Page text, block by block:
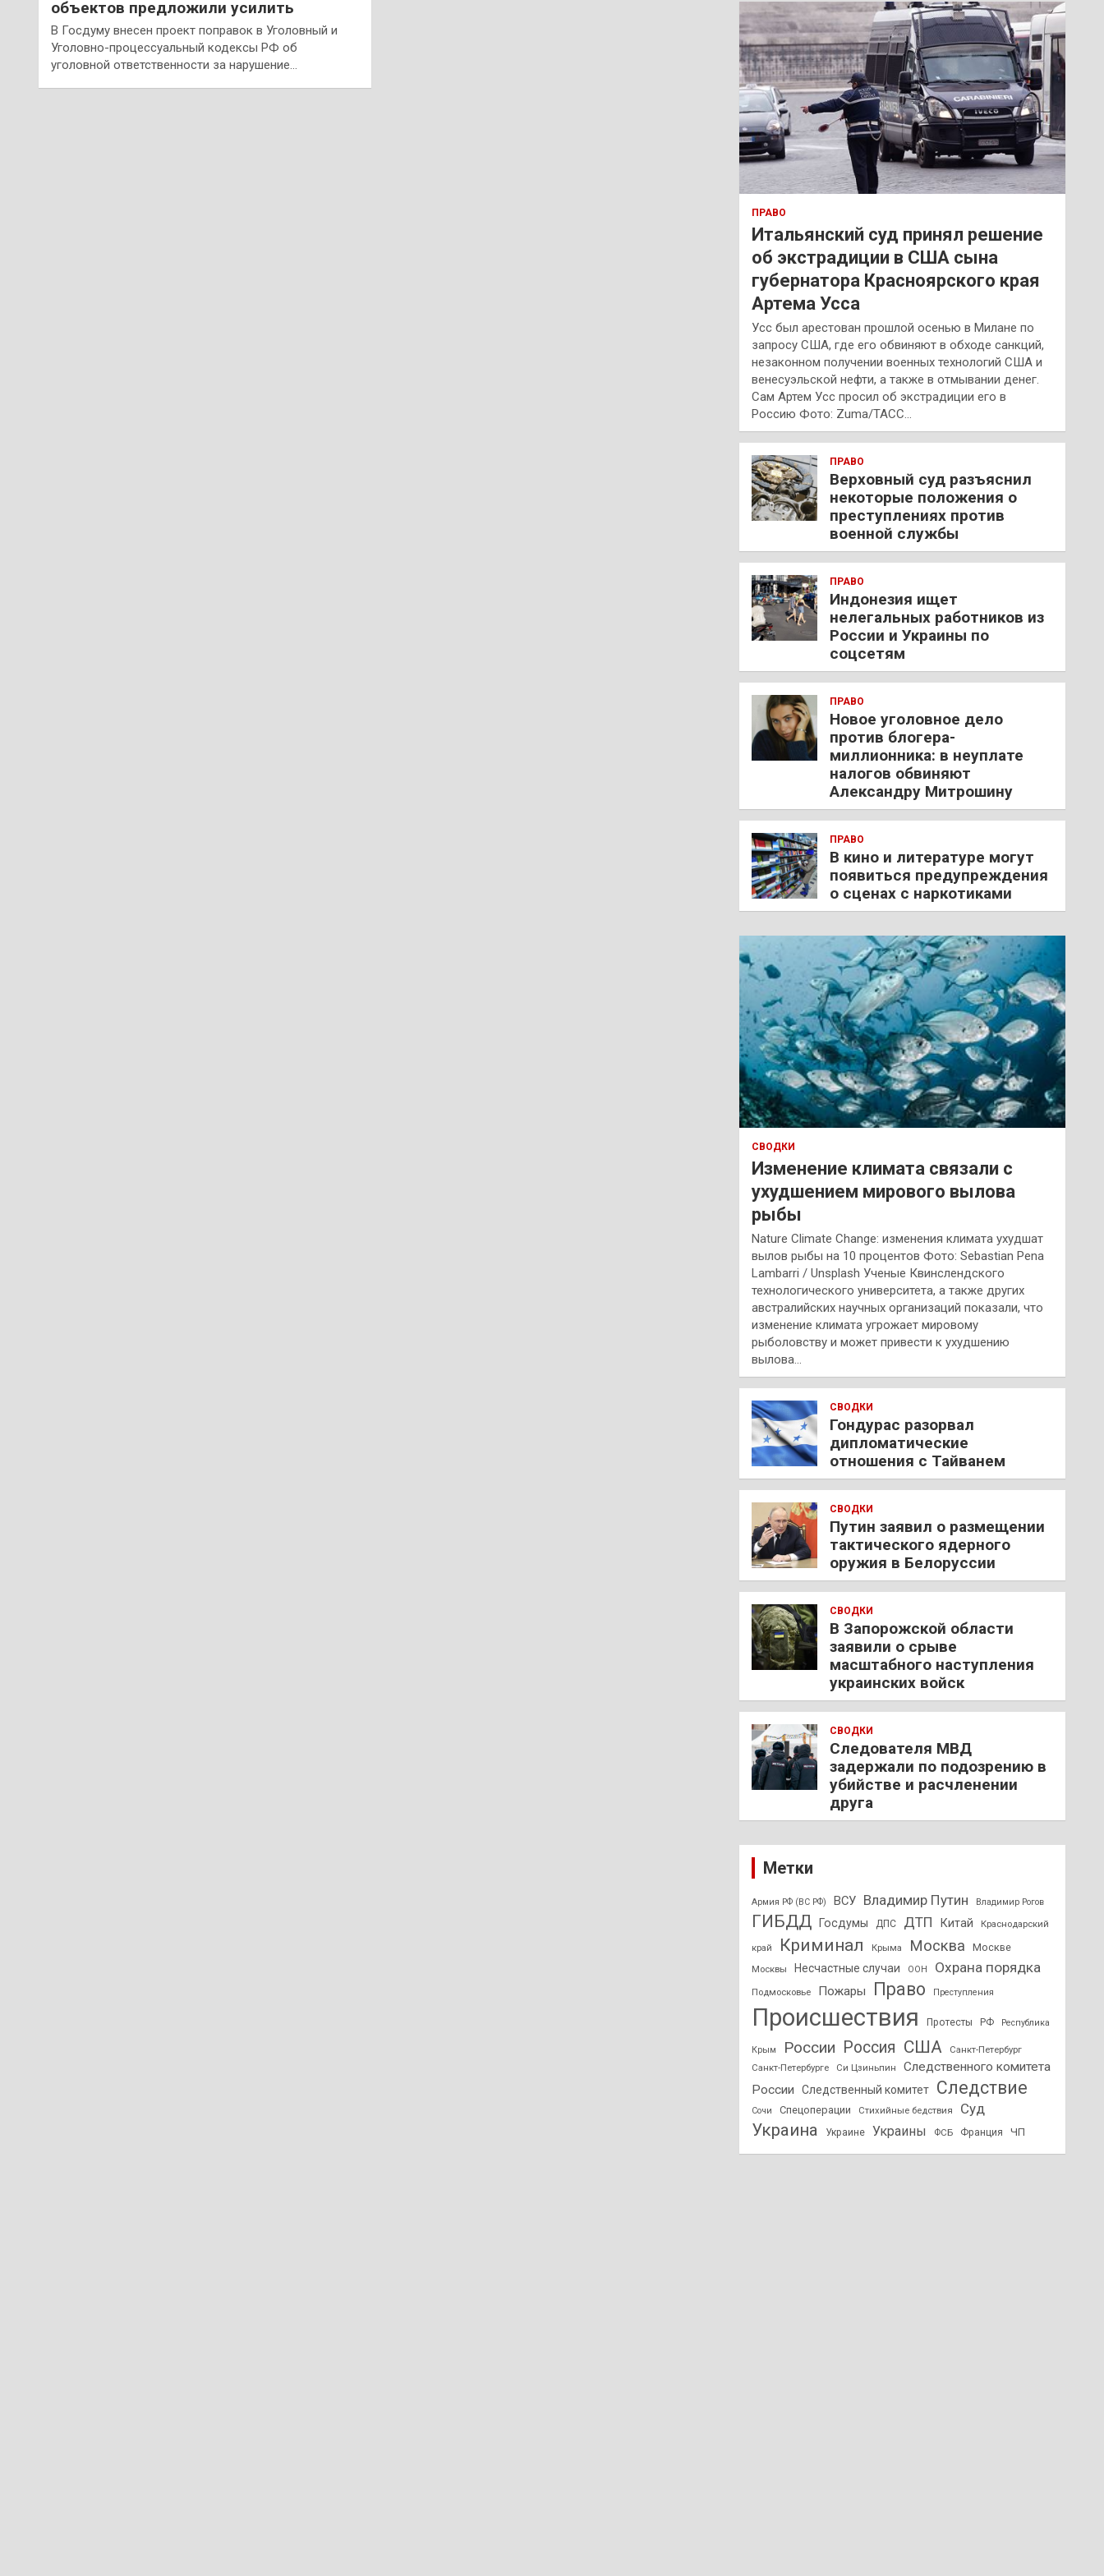
объектов предложили усилить
В Госдуму внесен проект поправок в Уголовный и
Уголовно-процессуальный кодексы РФ об
уголовной ответственности за нарушение…
к
ПРАВО
Итальянский суд принял решение
об экстрадиции в США сына
губернатора Красноярского края
Артема Усса
Усс был арестован прошлой осенью в Милане по
запросу США, где его обвиняют в обходе санкций,
незаконном получении военных технологий США и
венесуэльской нефти, а также в отмывании денег.
Сам Артем Усс просил об экстрадиции его в
Россию Фото: Zuma/ТАСС…
ПРАВО
Верховный суд разъяснил
некоторые положения о
преступлениях против
военной службы
ПРАВО
Индонезия ищет
нелегальных работников из
России и Украины по
соцсетям
ПРАВО
Новое уголовное дело
против блогера-
миллионника: в неуплате
налогов обвиняют
Александру Митрошину
ПРАВО
В кино и литературе могут
появиться предупреждения
о сценах с наркотиками
СВОДКИ
Изменение климата связали с
ухудшением мирового вылова
рыбы
Nature Climate Change: изменения климата ухудшат
вылов рыбы на 10 процентов Фото: Sebastian Pena
Lambarri / Unsplash Ученые Квинслендского
технологического университета, а также других
австралийских научных организаций показали, что
изменение климата угрожает мировому
рыболовству и может привести к ухудшению
вылова…
СВОДКИ
Гондурас разорвал
дипломатические
отношения с Тайванем
СВОДКИ
Путин заявил о размещении
тактического ядерного
оружия в Белоруссии
СВОДКИ
В Запорожской области
заявили о срыве
масштабного наступления
украинских войск
СВОДКИ
Следователя МВД
задержали по подозрению в
убийстве и расчленении
друга
Метки
Армия РФ (ВС РФ) ВСУ Владимир Путин Владимир Рогов
ГИБДД Госдумы ДПС ДТП Китай Краснодарский
край Криминал Крыма Москва Москве
Москвы Несчастные случаи ООН Охрана порядка
Подмосковье Пожары Право Преступления
Происшествия Протесты РФ Республика
Крым России Россия США
Санкт-Петербург
Санкт-Петербурге
Си Цзиньпин
Следственного комитета
России
Следственный комитет Следствие
Сочи Спецоперации Стихийные бедствия Суд
Украина Украине Украины ФСБ Франция ЧП